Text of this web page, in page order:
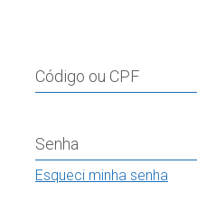
Código ou CPF
Senha
Esqueci minha senha